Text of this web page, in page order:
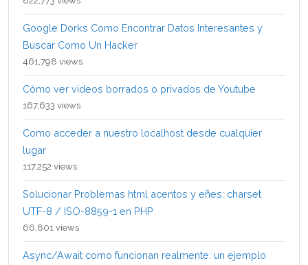
Google Dorks Como Encontrar Datos Interesantes y
Buscar Como Un Hacker
461,798 views
Cómo ver videos borrados o privados de Youtube
167,633 views
Como acceder a nuestro localhost desde cualquier
lugar
117,252 views
Solucionar Problemas html acentos y eñes: charset
UTF-8 / ISO-8859-1 en PHP
66,801 views
Async/Await como funcionan realmente: un ejemplo